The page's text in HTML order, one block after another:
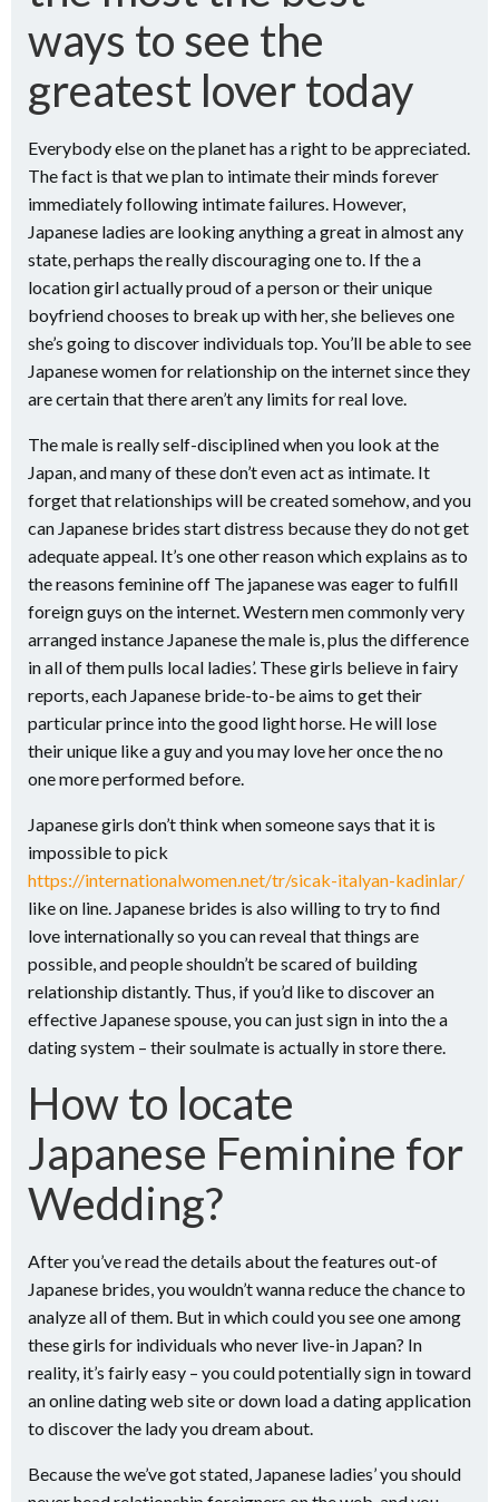
ways to see the
greatest lover today
Everybody else on the planet has a right to be appreciated.
The fact is that we plan to intimate their minds forever
immediately following intimate failures. However,
Japanese ladies are looking anything a great in almost any
state, perhaps the really discouraging one to. If the a
location girl actually proud of a person or their unique
boyfriend chooses to break up with her, she believes one
she’s going to discover individuals top. You’ll be able to see
Japanese women for relationship on the internet since they
are certain that there aren’t any limits for real love.
The male is really self-disciplined when you look at the
Japan, and many of these don’t even act as intimate. It
forget that relationships will be created somehow, and you
can Japanese brides start distress because they do not get
adequate appeal. It’s one other reason which explains as to
the reasons feminine off The japanese was eager to fulfill
foreign guys on the internet. Western men commonly very
arranged instance Japanese the male is, plus the difference
in all of them pulls local ladies’. These girls believe in fairy
reports, each Japanese bride-to-be aims to get their
particular prince into the good light horse. He will lose
their unique like a guy and you may love her once the no
one more performed before.
Japanese girls don’t think when someone says that it is
impossible to pick
https://internationalwomen.net/tr/sicak-italyan-kadinlar/
like on line. Japanese brides is also willing to try to find
love internationally so you can reveal that things are
possible, and people shouldn’t be scared of building
relationship distantly. Thus, if you’d like to discover an
effective Japanese spouse, you can just sign in into the a
dating system – their soulmate is actually in store there.
How to locate
Japanese Feminine for
Wedding?
After you’ve read the details about the features out-of
Japanese brides, you wouldn’t wanna reduce the chance to
analyze all of them. But in which could you see one among
these girls for individuals who never live-in Japan? In
reality, it’s fairly easy – you could potentially sign in toward
an online dating web site or down load a dating application
to discover the lady you dream about.
Because the we’ve got stated, Japanese ladies’ you should